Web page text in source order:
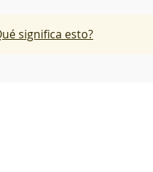
significa esto?